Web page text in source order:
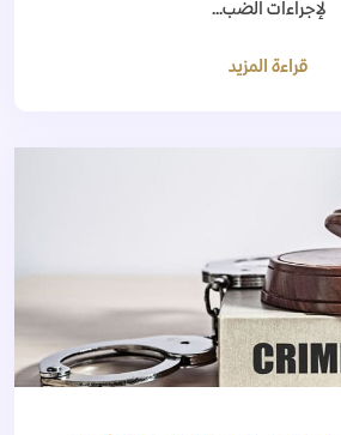
لإجراءات الضب...
قراءة المزيد